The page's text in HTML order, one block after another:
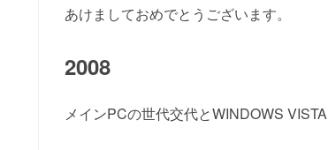
あけましておめでとうございます。
2008
メインPCの世代交代とWINDOWS